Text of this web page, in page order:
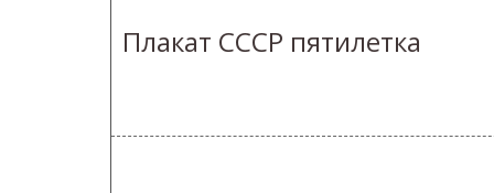
Плакат СССР пятилетка